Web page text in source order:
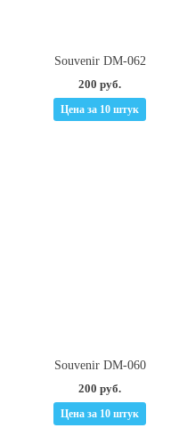
Souvenir DM-062
200 руб.
Цена за 10 штук
Souvenir DM-060
200 руб.
Цена за 10 штук